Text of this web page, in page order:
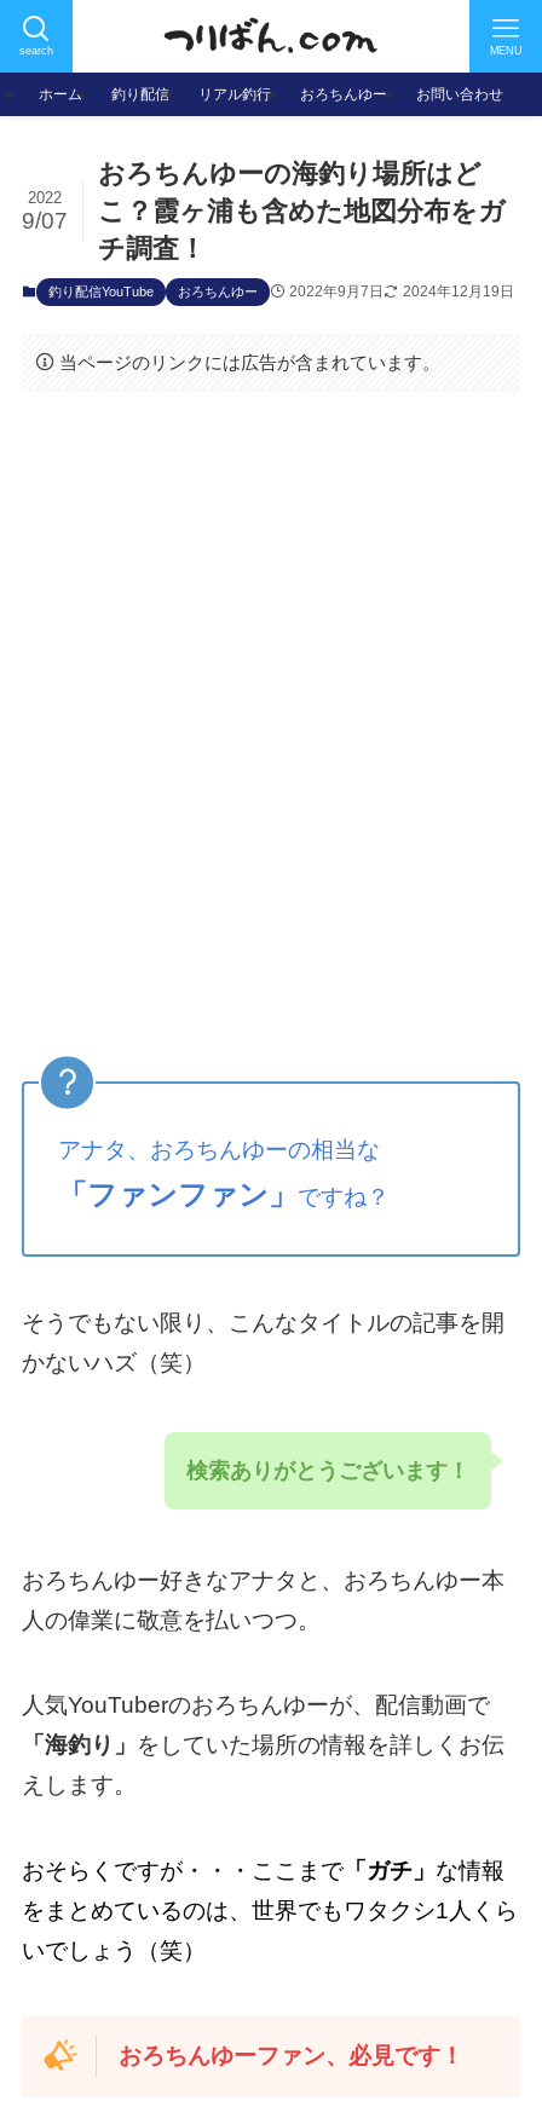
search MENU
ホーム 釣り配信 リアル釣行 おろちんゆー お問い合わせ
おろちんゆーの海釣り場所はど
こ？霞ヶ浦も含めた地図分布をガ
チ調査！
2022
9/07
釣り配信YouTube おろちんゆー 2022年9月7日 2024年12月19日
当ページのリンクには広告が含まれています。
アナタ、おろちんゆーの相当な
「ファンファン」 ですね？
そうでもない限り、こんなタイトルの記事を開
かないハズ（笑）
検索ありがとうございます！
おろちんゆー好きなアナタと、おろちんゆー本
人の偉業に敬意を払いつつ。
人気YouTuberのおろちんゆーが、配信動画で
「海釣り」 をしていた場所の情報を詳しくお伝
えします。
おそらくですが・・・ここまで「ガチ」 な情報
をまとめているのは、世界でもワタクシ1人くら
いでしょう（笑）
おろちんゆーファン、必見です！